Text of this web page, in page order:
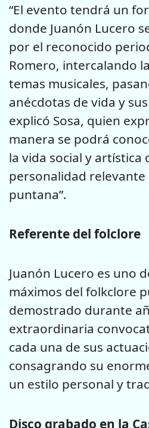
“El evento tendrá un
donde Juanón Lucero
por el reconocido
Romero, intercalando
temas musicales,
anécdotas de vida y
explicó Sosa, quien
manera se podrá
la vida social y artística
personalidad
puntana”.
Referente del folclore
Juanón Lucero es uno
máximos del folkclore
demostrado durante
extraordinaria
cada una de sus
consagrando su
un estilo personal y
Disco grabado en la